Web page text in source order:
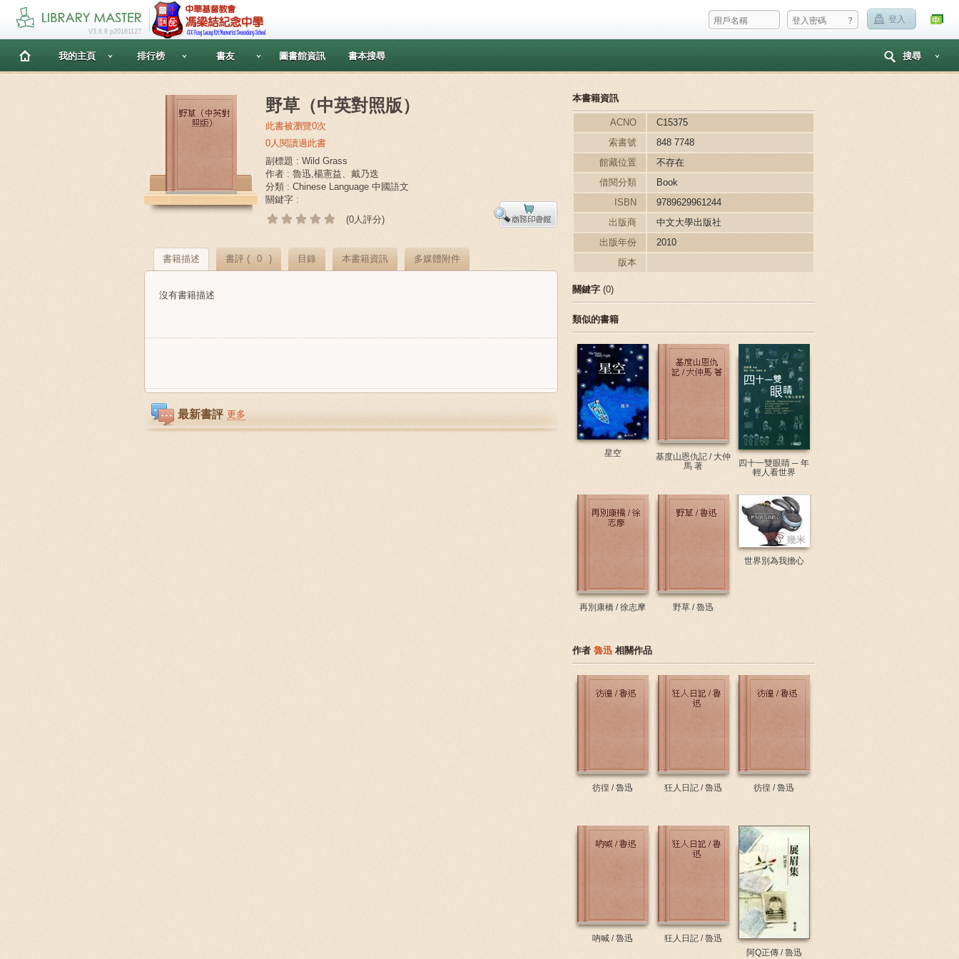
? 登入
V3.6.8 p20181127
我的主頁 排行榜 書友 圖書館資訊 書本搜尋 搜尋
野草（中英對照版）
此書被瀏覽0次
0人閱讀過此書
副標題 : Wild Grass
作者 : 魯迅,楊憲益、戴乃迭
分類 : Chinese Language 中國語文
關鍵字 :
(0人評分)
書籍描述 書評 ( 0 ) 目錄 本書籍資訊 多媒體附件
沒有書籍描述
最新書評 更多
本書籍資訊
ACNO
C15375
索書號
848 7748
館藏位置
不存在
借閱分類
Book
ISBN
9789629961244
出版商
中文大學出版社
出版年份
2010
版本
關鍵字 (0)
類似的書籍
星空
基度山恩仇記 / 大仲
馬 著
四十一雙眼睛 ─ 年
輕人看世界
再別康橋 / 徐志摩 野草 / 魯迅
世界別為我擔心
作者 魯迅 相關作品
彷徨 / 魯迅 狂人日記 / 魯迅 彷徨 / 魯迅
吶喊 / 魯迅
狂人日記 / 魯迅
阿Q正傳 / 魯迅